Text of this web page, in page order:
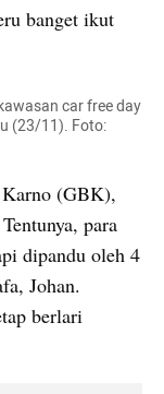
car free day
(23/11). Foto:
(GBK),
para
Johan.
berlari